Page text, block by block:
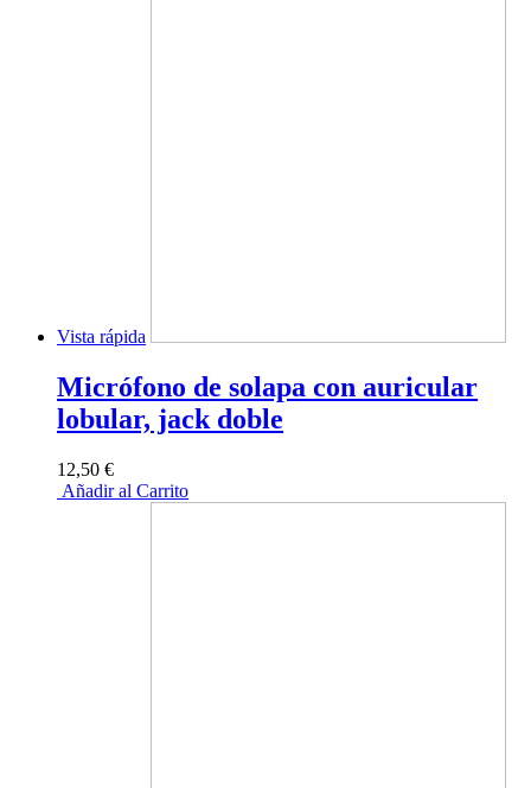
Vista rápida
Micrófono de solapa con auricular
lobular, jack doble
12,50 €
Añadir al Carrito